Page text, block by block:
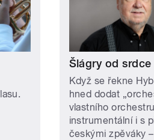
Šlágry od srdce
Když se řekne
hned dodat
vlastního
instrumentální i s
českými zpěváky